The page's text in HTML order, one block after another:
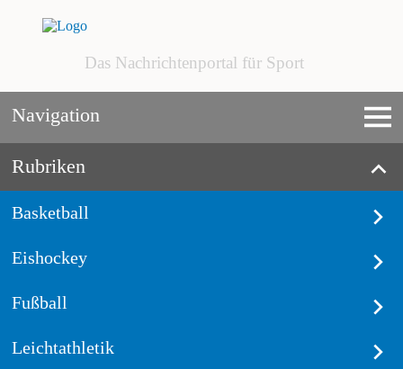
Das Nachrichtenportal für Sport
Navigation
Rubriken
Basketball
Eishockey
Fußball
Leichtathletik